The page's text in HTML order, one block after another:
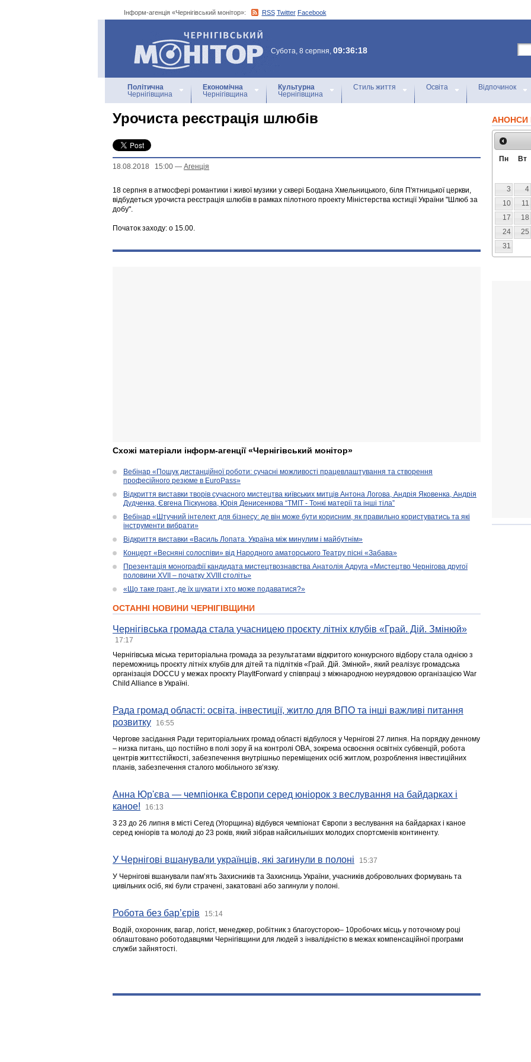
Інформ-агенція «Чернігівський монітор»: RSS Twitter Facebook
Інформ-агенція
«Чернігівський монітор»
Субота, 8 серпня, 09:36:18
Політична
Чернігівщина
Економічна
Чернігівщина
Культурна
Чернігівщина
Стиль життя Освіта Відпочинок
Урочиста реєстрація шлюбів
18.08.2018 15:00 — Агенцiя
18 серпня в атмосфері романтики і живої музики у сквері Богдана Хмельницького, біля П'ятницької церкви,
відбудеться урочиста реєстрація шлюбів в рамках пілотного проекту Міністерства юстиції України "Шлюб за
добу".
Початок заходу: о 15.00.
Схожі матеріали інформ-агенції «Чернігівський монітор»
Вебінар «Пошук дистанційної роботи: сучасні можливості працевлаштування та створення
професійного резюме в EuroPass»
Відкриття виставки творів сучасного мистецтва київських митців Антона Логова, Андрія Яковенка, Андрія
Дудченка, Євгена Піскунова, Юрія Денисенкова “ТМІТ - Тонкі матерії та інші тіла”
Вебінар «Штучний інтелект для бізнесу: де він може бути корисним, як правильно користуватись та які
інструменти вибрати»
Відкриття виставки «Василь Лопата. Україна між минулим і майбутнім»
Концерт «Весняні солоспіви» від Народного аматорського Театру пісні «Забава»
Презентація монографії кандидата мистецтвознавства Анатолія Адруга «Мистецтво Чернігова другої
половини XVII – початку XVIII століть»
«Що таке грант, де їх шукати і хто може подаватися?»
ОСТАННІ НОВИНИ ЧЕРНІГІВЩИНИ
Чернігівська громада стала учасницею проєкту літніх клубів «Грай. Дій. Змінюй»
17:17
Чернігівська міська територіальна громада за результатами відкритого конкурсного відбору стала однією з
переможниць проєкту літніх клубів для дітей та підлітків «Грай. Дій. Змінюй», який реалізує громадська
організація DOCCU у межах проєкту PlayItForward у співпраці з міжнародною неурядовою організацією War
Child Alliance в Україні.
Рада громад області: освіта, інвестиції, житло для ВПО та інші важливі питання
розвитку
16:55
Чергове засідання Ради територіальних громад області відбулося у Чернігові 27 липня. На порядку денному
– низка питань, що постійно в полі зору й на контролі ОВА, зокрема освоєння освітніх субвенцій, робота
центрів життєстійкості, забезпечення внутрішньо переміщених осіб житлом, розроблення інвестиційних
планів, забезпечення сталого мобільного зв’язку.
Анна Юр'єва — чемпіонка Європи серед юніорок з веслування на байдарках і
каное!
16:13
З 23 до 26 липня в місті Сегед (Угорщина) відбувся чемпіонат Європи з веслування на байдарках і каное
серед юніорів та молоді до 23 років, який зібрав найсильніших молодих спортсменів континенту.
У Чернігові вшанували українців, які загинули в полоні 15:37
У Чернігові вшанували пам’ять Захисників та Захисниць України, учасників добровольчих формувань та
цивільних осіб, які були страчені, закатовані або загинули у полоні.
Робота без бар’єрів 15:14
Водій, охоронник, вагар, логіст, менеджер, робітник з благоусторою– 10робочих місць у поточному році
облаштовано роботодавцями Чернігівщини для людей з інвалідністю в межах компенсаційної програми
служби зайнятості.
АНОНСИ
Пн Вт
3
4
10
11
17
18
24
25
31